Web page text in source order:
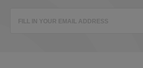
FILL IN YOUR EMAIL ADDRESS